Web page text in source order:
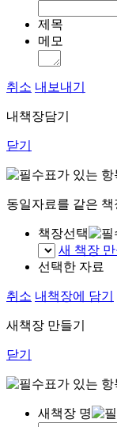
제목
메모
취소 내보내기
내책장담기
닫기
표가 있는
동일자료를 같은
책장선택
새 책장 만
선택한 자료
취소 내책장에 담기
새책장 만들기
닫기
표가 있는
새책장 명